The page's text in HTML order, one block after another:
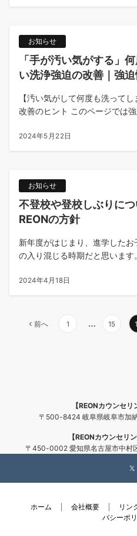
お知らせ
「手が汚い気がする」
い洗浄強迫の改善｜強
【汚い気がして何度も洗って
改善のヒント このページでは
2024年5月22日
お知らせ
不登校や登校しぶりに
REONの方針
新年度がはじまり、進学した
の入り混じる時期だと思いま
2024年4月18日
前へ 1 … 15
【REONカウンセリ
〒500-8424 岐阜県岐阜市加
【REONカウンセリ
〒450-0002 愛知県名古屋市中村
ホーム 会社概要 リン
バシーポ